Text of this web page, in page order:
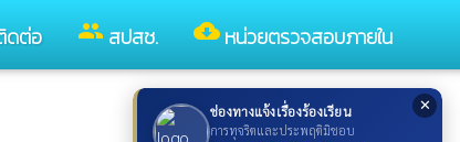
✕
ช่องทางแจ้งเรื่องร้องเรียน
การทุจริตและประพฤติมิชอบ
ดต่อ group สปสช. cloud_download หน่วยตรวจสอบภายใน